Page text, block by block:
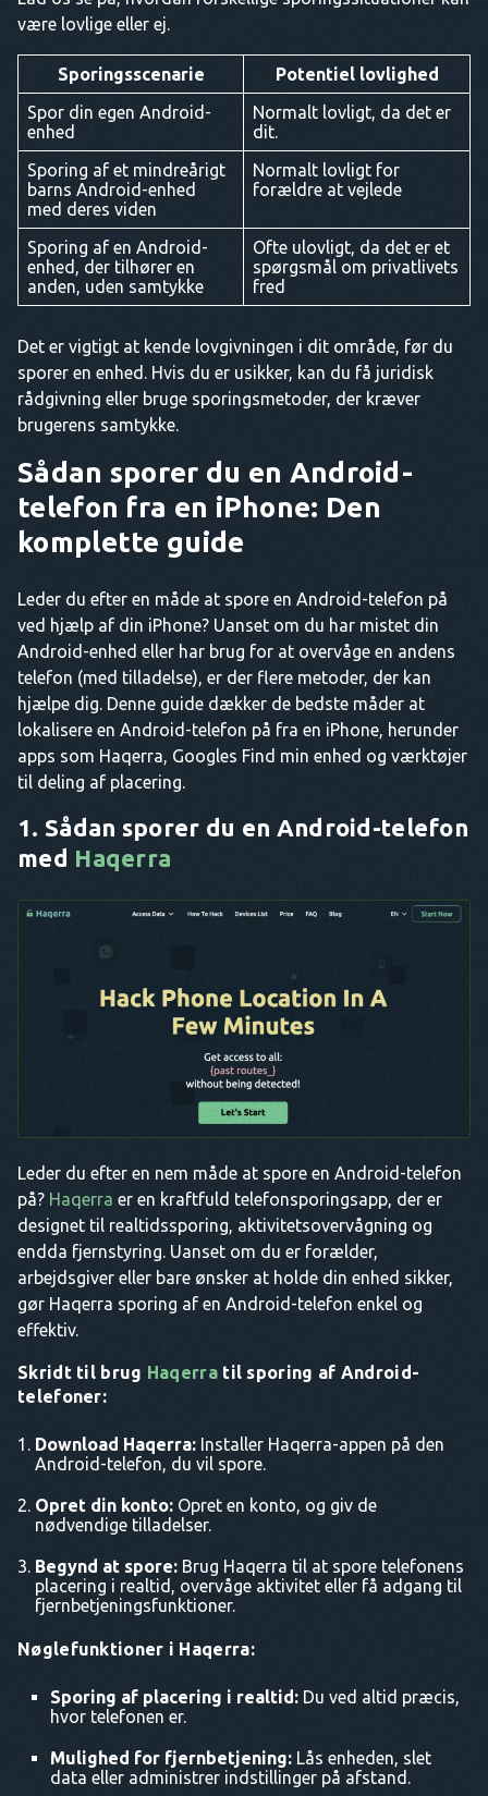
være lovlige eller ej.
Sporingsscenarie
Potentiel lovlighed
Spor din egen Android-
enhed
Normalt lovligt, da det er
dit.
Sporing af et mindreårigt
barns Android-enhed
med deres viden
Normalt lovligt for
forældre at vejlede
Sporing af en Android-
enhed, der tilhører en
anden, uden samtykke
Ofte ulovligt, da det er et
spørgsmål om privatlivets
fred
Det er vigtigt at kende lovgivningen i dit område, før du
sporer en enhed. Hvis du er usikker, kan du få juridisk
rådgivning eller bruge sporingsmetoder, der kræver
brugerens samtykke.
Sådan sporer du en Android-
telefon fra en iPhone: Den
komplette guide
Leder du efter en måde at spore en Android-telefon på
ved hjælp af din iPhone? Uanset om du har mistet din
Android-enhed eller har brug for at overvåge en andens
telefon (med tilladelse), er der flere metoder, der kan
hjælpe dig. Denne guide dækker de bedste måder at
lokalisere en Android-telefon på fra en iPhone, herunder
apps som Haqerra, Googles Find min enhed og værktøjer
til deling af placering.
1. Sådan sporer du en Android-telefon
med Haqerra
Leder du efter en nem måde at spore en Android-telefon
på? Haqerra er en kraftfuld telefonsporingsapp, der er
designet til realtidssporing, aktivitetsovervågning og
endda fjernstyring. Uanset om du er forælder,
arbejdsgiver eller bare ønsker at holde din enhed sikker,
gør Haqerra sporing af en Android-telefon enkel og
effektiv.
Skridt til brug Haqerratil sporing af Android-
telefoner:
Download Haqerra: Installer Haqerra-appen på den
Android-telefon, du vil spore.
Opret din konto: Opret en konto, og giv de
nødvendige tilladelser.
Begynd at spore: Brug Haqerra til at spore telefonens
placering i realtid, overvåge aktivitet eller få adgang til
fjernbetjeningsfunktioner.
Nøglefunktioner i Haqerra:
Sporing af placering i realtid: Du ved altid præcis,
hvor telefonen er.
Mulighed for fjernbetjening: Lås enheden, slet
data eller administrer indstillinger på afstand.